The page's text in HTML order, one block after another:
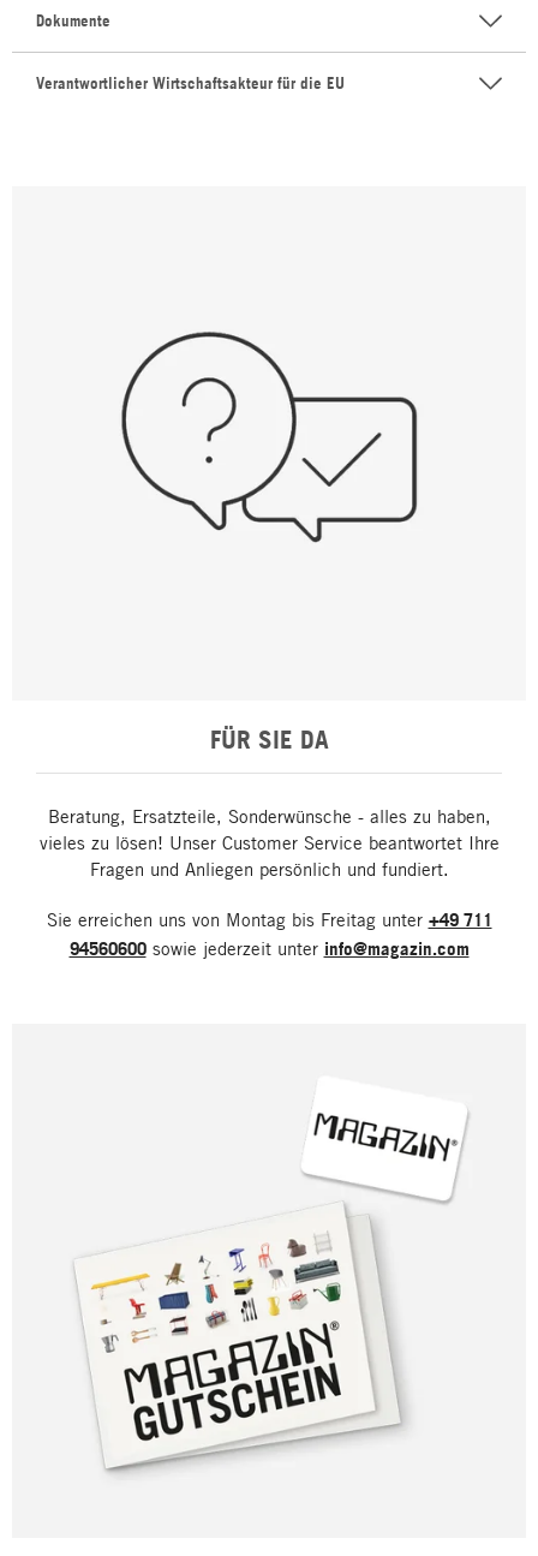
Dokumente
Verantwortlicher Wirtschaftsakteur für die EU
FÜR SIE DA
Beratung, Ersatzteile, Sonderwünsche - alles zu haben,
vieles zu lösen! Unser Customer Service beantwortet Ihre
Fragen und Anliegen persönlich und fundiert.
Sie erreichen uns von Montag bis Freitag unter +49 711
94560600sowie jederzeit unter info@magazin.com